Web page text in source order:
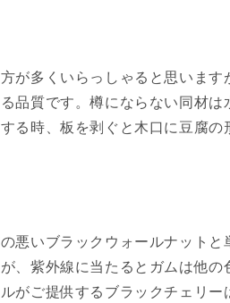
が多くいらっしゃると思いま
品質です。樽にならない同材
る時、板を剥ぐと木口に豆腐
いブラックウォールナット
、紫外線に当たるとガムは他
ご提供するブラックチェリー